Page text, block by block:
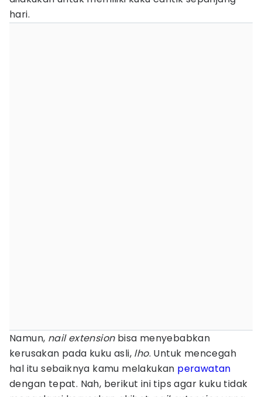
hari.
Namun, nail extensionbisa menyebabkan
kerusakan pada kuku asli, lho. Untuk mencegah
hal itu sebaiknya kamu melakukan perawatan
dengan tepat. Nah, berikut ini tips agar kuku tidak